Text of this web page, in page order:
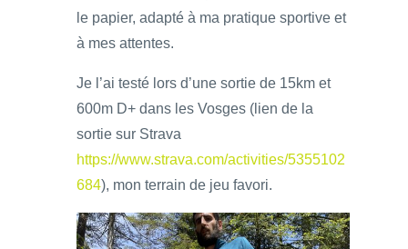
le papier, adapté à ma pratique sportive et
à mes attentes.
Je l’ai testé lors d’une sortie de 15km et
600m D+ dans les Vosges (lien de la
sortie sur Strava
https://www.strava.com/activities/5355102
684), mon terrain de jeu favori.